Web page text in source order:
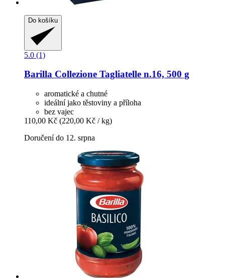
Do košíku
5.0 (1)
Barilla Collezione Tagliatelle n.16, 500 g
aromatické a chutné
ideální jako těstoviny a příloha
bez vajec
110,00 Kč (220,00 Kč / kg)
Doručení do 12. srpna